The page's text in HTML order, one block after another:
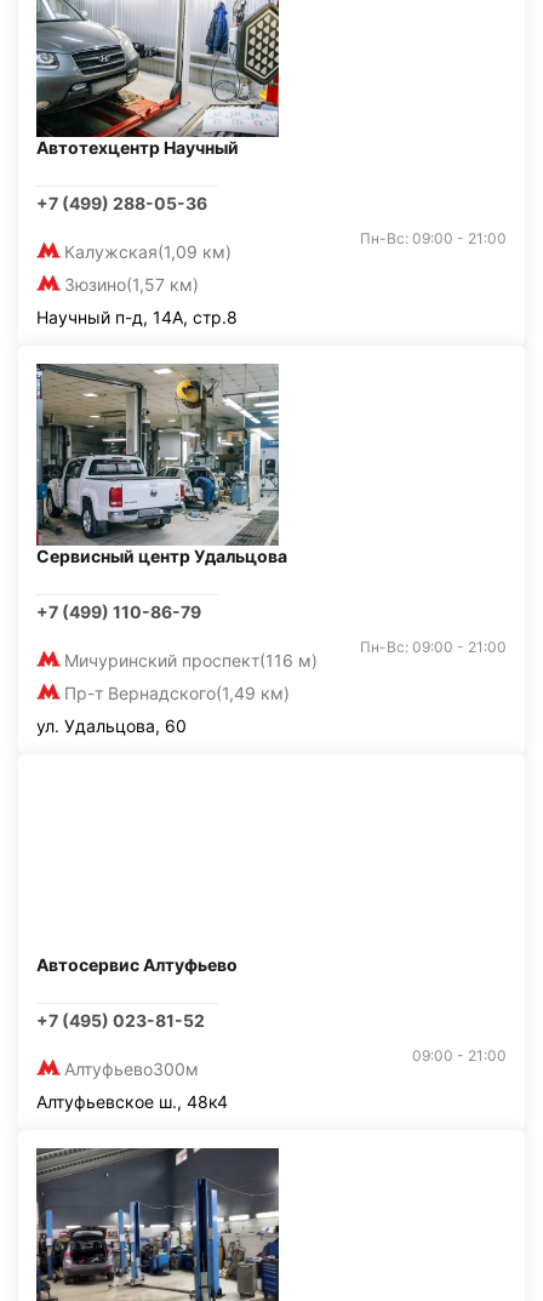
Автотехцентр Научный
+7 (499) 288-05-36
Калужская(1,09 км)
Зюзино(1,57 км)
Пн-Вс: 09:00 - 21:00
Научный п-д, 14А, стр.8
Сервисный центр Удальцова
+7 (499) 110-86-79
Мичуринский проспект(116 м)
Пр-т Вернадского(1,49 км)
Пн-Вс: 09:00 - 21:00
ул. Удальцова, 60
Автосервис Алтуфьево
+7 (495) 023-81-52
Алтуфьево300м
09:00 - 21:00
Алтуфьевское ш., 48к4